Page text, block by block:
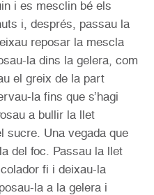
i es mesclin bé els
i, després, passau la
reposar la mescla
la dins la gelera, com
el greix de la part
la fins que s’hagi
a bullir la llet
sucre. Una vegada que
del foc. Passau la llet
fi i deixau-la
la a la gelera i